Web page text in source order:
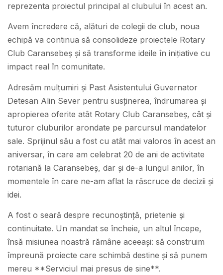
reprezenta proiectul principal al clubului în acest an.
Avem încredere că, alături de colegii de club, noua
echipă va continua să consolideze proiectele Rotary
Club Caransebeș și să transforme ideile în inițiative cu
impact real în comunitate.
Adresăm mulțumiri și Past Asistentului Guvernator
Detesan Alin Sever pentru susținerea, îndrumarea și
apropierea oferite atât Rotary Club Caransebeș, cât și
tuturor cluburilor arondate pe parcursul mandatelor
sale. Sprijinul său a fost cu atât mai valoros în acest an
aniversar, în care am celebrat 20 de ani de activitate
rotariană la Caransebeș, dar și de-a lungul anilor, în
momentele în care ne-am aflat la răscruce de decizii și
idei.
A fost o seară despre recunoștință, prietenie și
continuitate. Un mandat se încheie, un altul începe,
însă misiunea noastră rămâne aceeași: să construim
împreună proiecte care schimbă destine și să punem
mereu **Serviciul mai presus de sine**.